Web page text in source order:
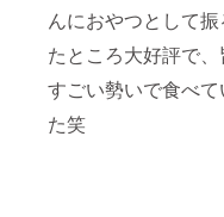
んにおやつとして振
たところ大好評で
すごい勢いで食べて
た笑